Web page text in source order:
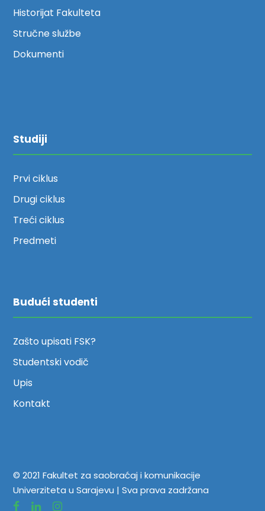
Historijat Fakulteta
Stručne službe
Dokumenti
Studiji
Prvi ciklus
Drugi ciklus
Treći ciklus
Predmeti
Budući studenti
Zašto upisati FSK?
Studentski vodič
Upis
Kontakt
© 2021 Fakultet za saobraćaj i komunikacije
Univerziteta u Sarajevu | Sva prava zadržana